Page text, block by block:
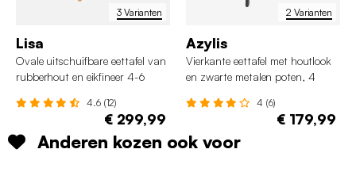
3 Varianten
Lisa
Ovale uitschuifbare eettafel van
rubberhout en eikfineer 4-6
4.6 (12)
€ 299,99
2 Varianten
Azylis
Vierkante eettafel met houtlook
en zwarte metalen poten, 4
4 (6)
€ 179,99
Anderen kozen ook voor